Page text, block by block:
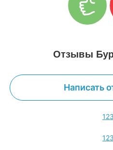
Отзывы
Написать
123
123